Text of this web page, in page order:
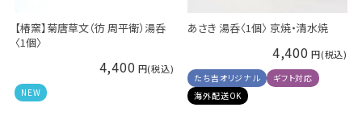
【椿窯】菊唐草文（彷 周平衛）湯呑
〈1個〉
4,400
NEW
あさき 湯呑〈1個〉 京焼・清水焼
4,400
たち吉オリジナル
ギフト対応
海外配送OK